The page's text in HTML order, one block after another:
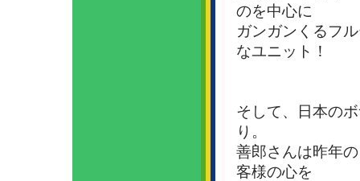
のを中心に
ガンガンくるフ
なユニット！
そして、日本の
り。
善郎さんは昨年
客様の心を